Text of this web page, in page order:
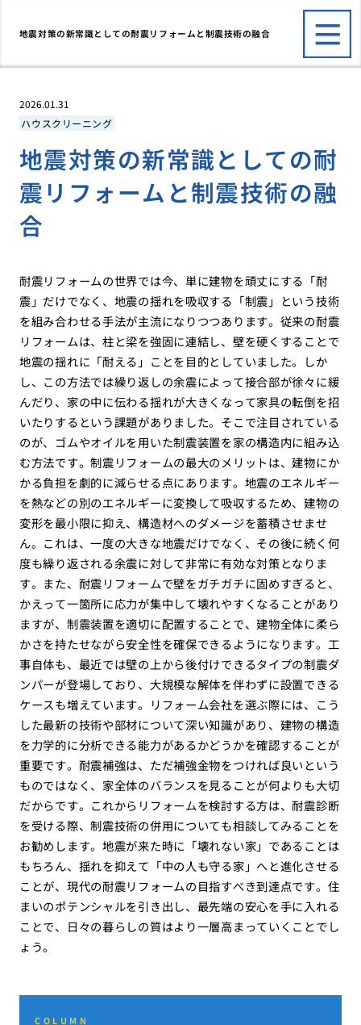
地震対策の新常識としての耐震リフォームと制震技術の融合
2026.01.31
ハウスクリーニング
地震対策の新常識としての耐
震リフォームと制震技術の融
合
耐震リフォームの世界では今、単に建物を頑丈にする「耐
震」だけでなく、地震の揺れを吸収する「制震」という技術
を組み合わせる手法が主流になりつつあります。従来の耐震
リフォームは、柱と梁を強固に連結し、壁を硬くすることで
地震の揺れに「耐える」ことを目的としていました。しか
し、この方法では繰り返しの余震によって接合部が徐々に緩
んだり、家の中に伝わる揺れが大きくなって家具の転倒を招
いたりするという課題がありました。そこで注目されている
のが、ゴムやオイルを用いた制震装置を家の構造内に組み込
む方法です。制震リフォームの最大のメリットは、建物にか
かる負担を劇的に減らせる点にあります。地震のエネルギー
を熱などの別のエネルギーに変換して吸収するため、建物の
変形を最小限に抑え、構造材へのダメージを蓄積させませ
ん。これは、一度の大きな地震だけでなく、その後に続く何
度も繰り返される余震に対して非常に有効な対策となりま
す。また、耐震リフォームで壁をガチガチに固めすぎると、
かえって一箇所に応力が集中して壊れやすくなることがあり
ますが、制震装置を適切に配置することで、建物全体に柔ら
かさを持たせながら安全性を確保できるようになります。工
事自体も、最近では壁の上から後付けできるタイプの制震ダ
ンパーが登場しており、大規模な解体を伴わずに設置できる
ケースも増えています。リフォーム会社を選ぶ際には、こう
した最新の技術や部材について深い知識があり、建物の構造
を力学的に分析できる能力があるかどうかを確認することが
重要です。耐震補強は、ただ補強金物をつければ良いという
ものではなく、家全体のバランスを見ることが何よりも大切
だからです。これからリフォームを検討する方は、耐震診断
を受ける際、制震技術の併用についても相談してみることを
お勧めします。地震が来た時に「壊れない家」であることは
もちろん、揺れを抑えて「中の人も守る家」へと進化させる
ことが、現代の耐震リフォームの目指すべき到達点です。住
まいのポテンシャルを引き出し、最先端の安心を手に入れる
ことで、日々の暮らしの質はより一層高まっていくことでし
ょう。
COLUMN